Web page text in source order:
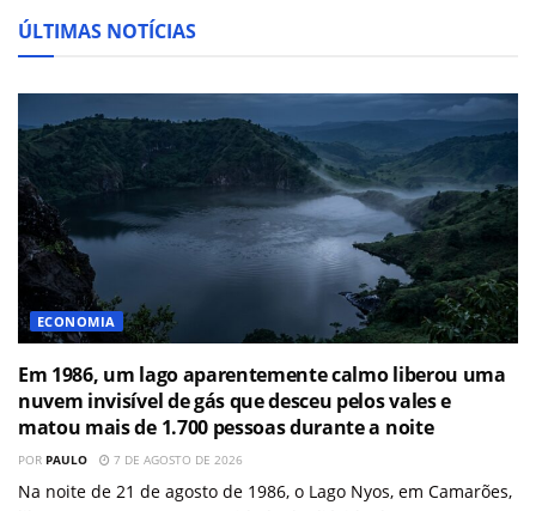
ÚLTIMAS NOTÍCIAS
ECONOMIA
Em 1986, um lago aparentemente calmo liberou uma
nuvem invisível de gás que desceu pelos vales e
matou mais de 1.700 pessoas durante a noite
POR PAULO 7 DE AGOSTO DE 2026
Na noite de 21 de agosto de 1986, o Lago Nyos, em Camarões,